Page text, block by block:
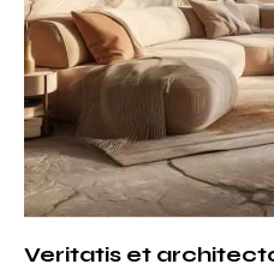
Veritatis et